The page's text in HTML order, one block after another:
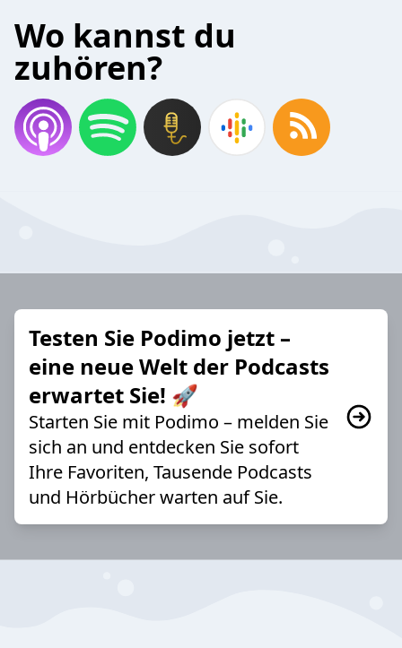
Wo kannst du
zuhören?
Testen Sie Podimo jetzt –
eine neue Welt der Podcasts
erwartet Sie! 🚀
Starten Sie mit Podimo – melden Sie
sich an und entdecken Sie sofort
Ihre Favoriten, Tausende Podcasts
und Hörbücher warten auf Sie.